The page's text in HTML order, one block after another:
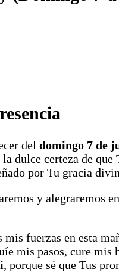
del domingo 7 de
dulce certeza de
por Tu gracia
y alegraremos
fuerzas en esta
mis pasos, cure
, porque sé que Tus